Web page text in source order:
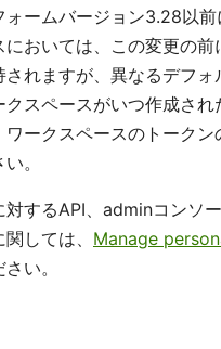
ォームバージョン3.28以
においては、この変更の
されますが、異なるデフォ
クスペースがいつ作成さ
ワークスペースのトーク
。
対するAPI、adminコンソ
しては、 Manage
い。